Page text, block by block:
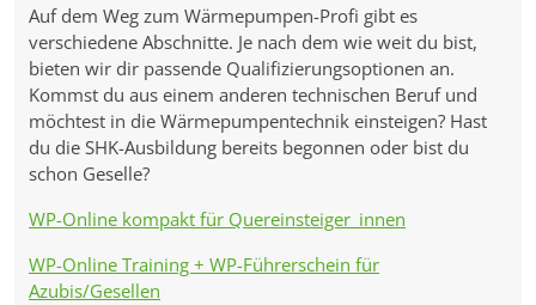
Auf dem Weg zum Wärmepumpen-Profi gibt es
verschiedene Abschnitte. Je nach dem wie weit du bist,
bieten wir dir passende Qualifizierungsoptionen an.
Kommst du aus einem anderen technischen Beruf und
möchtest in die Wärmepumpentechnik einsteigen? Hast
du die SHK-Ausbildung bereits begonnen oder bist du
schon Geselle?
WP-Online kompakt für Quereinsteiger_innen
WP-Online Training + WP-Führerschein für
Azubis/Gesellen